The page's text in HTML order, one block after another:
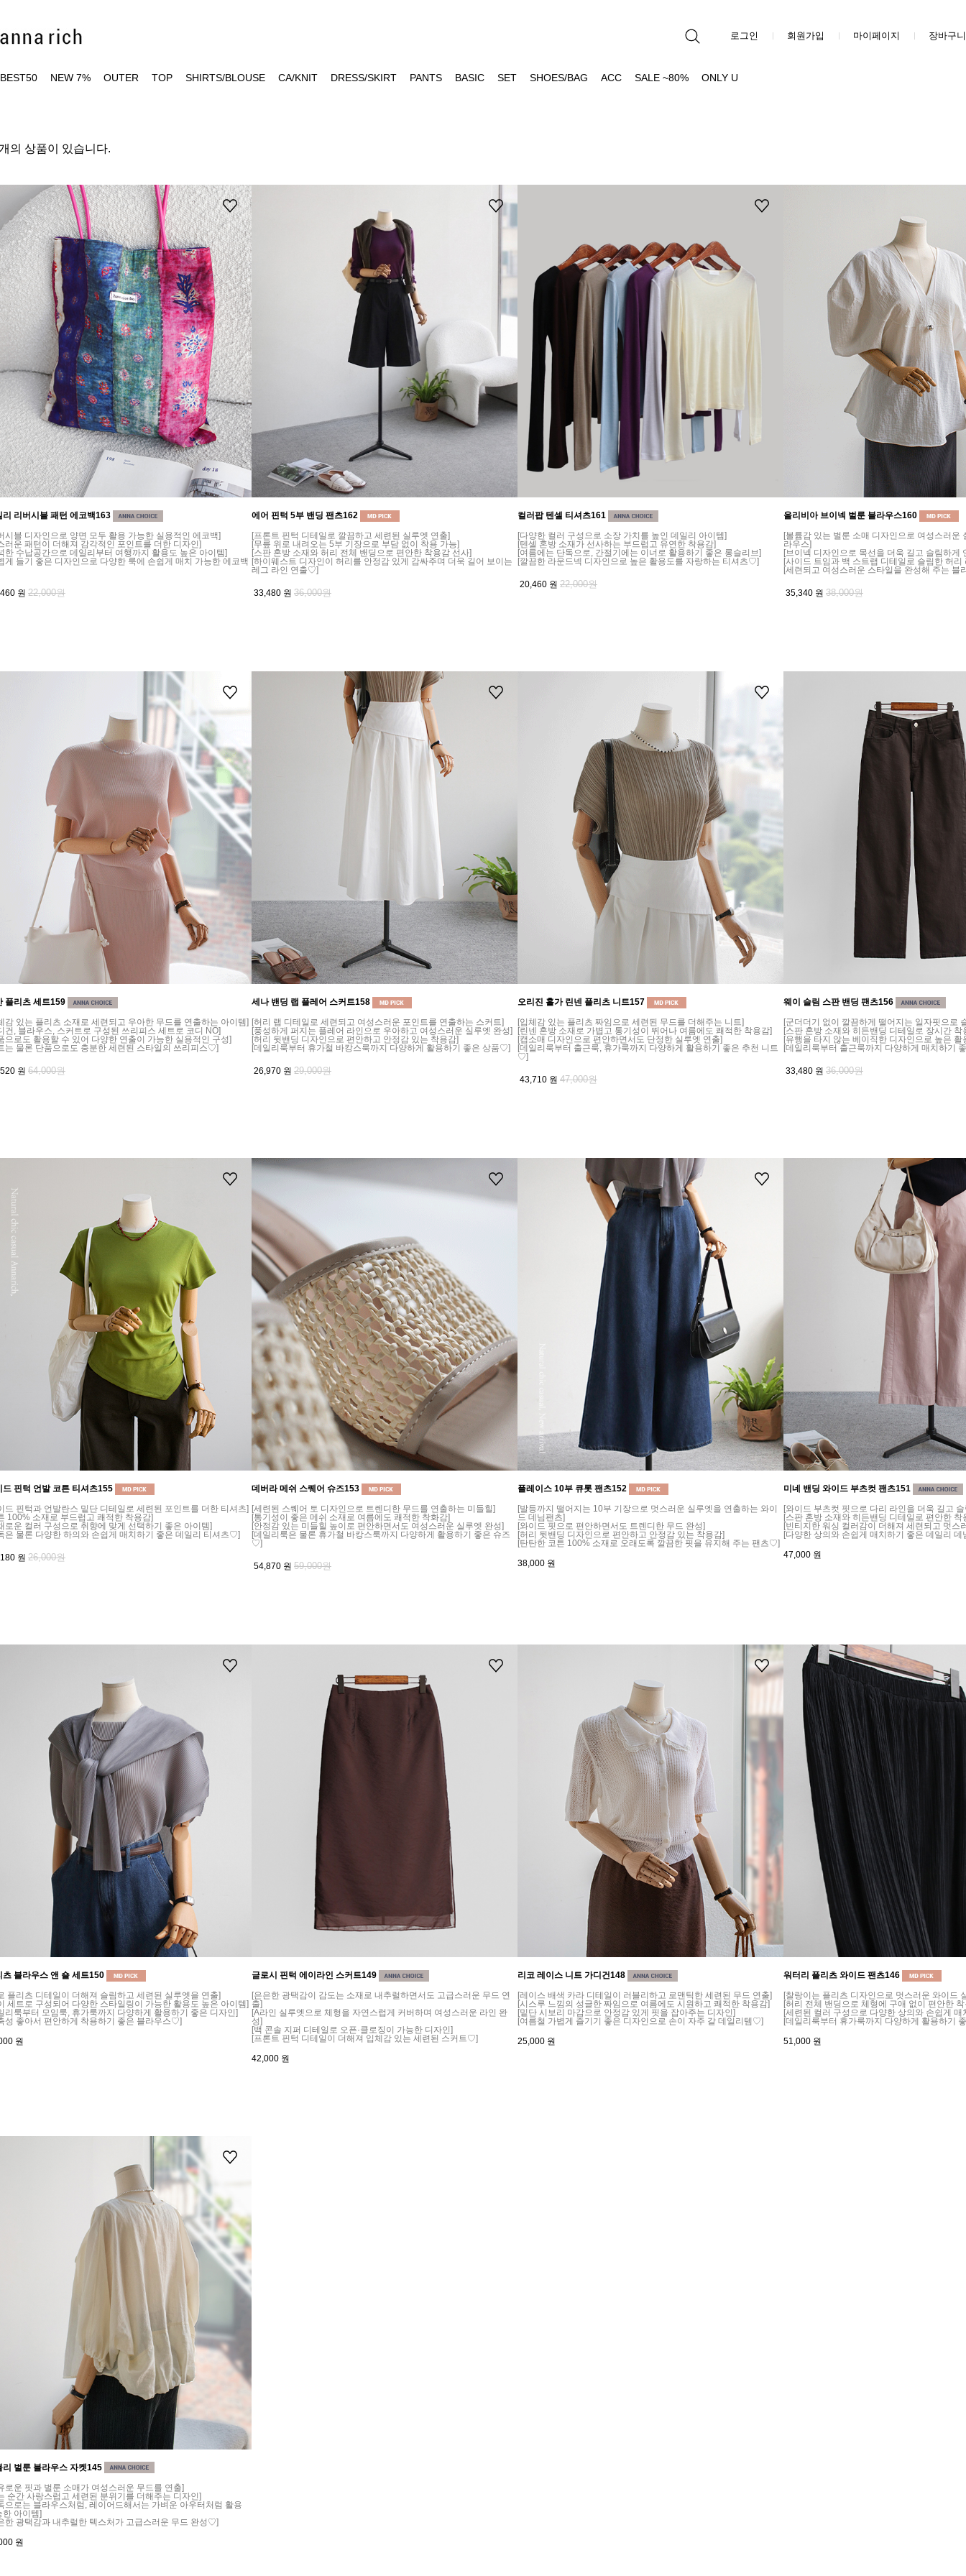
로그인 회원가입 마이페이지 장바구니
BEST50 NEW 7% OUTER TOP SHIRTS/BLOUSE CA/KNIT DRESS/SKIRT PANTS BASIC SET SHOES/BAG ACC SALE ~80% ONLY U
의 상품이 있습니다.
리 리버시블 패턴 에코백163
시블 디자인으로 양면 모두 활용 가능한 실용적인 에코백]
러운 패턴이 더해져 감각적인 포인트를 더한 디자인]
한 수납공간으로 데일리부터 여행까지 활용도 높은 아이템]
게 들기 좋은 디자인으로 다양한 룩에 손쉽게 매치 가능한 에코백
원 22,000원
에어 핀턱 5부 밴딩 팬츠162
[프론트 핀턱 디테일로 깔끔하고 세련된 실루엣 연출]
[무릎 위로 내려오는 5부 기장으로 부담 없이 착용 가능]
[스판 혼방 소재와 허리 전체 밴딩으로 편안한 착용감 선사]
[하이웨스트 디자인이 허리를 안정감 있게 감싸주며 더욱 길어 보이는
레그 라인 연출♡]
33,480 원 36,000원
컬러팝 텐셀 티셔츠161
[다양한 컬러 구성으로 소장 가치를 높인 데일리 아이템]
[텐셀 혼방 소재가 선사하는 부드럽고 유연한 착용감]
[여름에는 단독으로, 간절기에는 이너로 활용하기 좋은 롱슬리브]
[깔끔한 라운드넥 디자인으로 높은 활용도를 자랑하는 티셔츠♡]
20,460 원 22,000원
올리비아 브이넥 벌룬 블라우스160
[볼륨감 있는 벌룬 소매 디자인으로 여성스러운
라우스]
[브이넥 디자인으로 목선을 더욱 길고 슬림하게
[사이드 트임과 백 스트랩 디테일로 슬림한 허리
[세련되고 여성스러운 스타일을 완성해 주는 블
35,340 원 38,000원
플리츠 세트159
감 있는 플리츠 소재로 세련되고 우아한 무드를 연출하는 아이템]
건, 블라우스, 스커트로 구성된 쓰리피스 세트로 코디 NO]
으로도 활용할 수 있어 다양한 연출이 가능한 실용적인 구성]
는 물론 단품으로도 충분한 세련된 스타일의 쓰리피스♡]
원 64,000원
세나 밴딩 랩 플레어 스커트158
[허리 랩 디테일로 세련되고 여성스러운 포인트를 연출하는 스커트]
[풍성하게 퍼지는 플레어 라인으로 우아하고 여성스러운 실루엣 완성]
[허리 뒷밴딩 디자인으로 편안하고 안정감 있는 착용감]
[데일리룩부터 휴가철 바캉스룩까지 다양하게 활용하기 좋은 상품♡]
26,970 원 29,000원
오리진 홀가 린넨 플리츠 니트157
[입체감 있는 플리츠 짜임으로 세련된 무드를 더해주는 니트]
[린넨 혼방 소재로 가볍고 통기성이 뛰어나 여름에도 쾌적한 착용감]
[캡소매 디자인으로 편안하면서도 단정한 실루엣 연출]
[데일리룩부터 출근룩, 휴가룩까지 다양하게 활용하기 좋은 추천 니트
♡]
43,710 원 47,000원
웨이 슬림 스판 밴딩 팬츠156
[군더더기 없이 깔끔하게 떨어지는 일자핏으로
[스판 혼방 소재와 히든밴딩 디테일로 장시간
[유행을 타지 않는 베이직한 디자인으로 높은 활
[데일리룩부터 출근룩까지 다양하게 매치하기
33,480 원 36,000원
드 핀턱 언발 코튼 티셔츠155
드 핀턱과 언발란스 밑단 디테일로 세련된 포인트를 더한 티셔츠]
100% 소재로 부드럽고 쾌적한 착용감]
로운 컬러 구성으로 취향에 맞게 선택하기 좋은 아이템]
은 물론 다양한 하의와 손쉽게 매치하기 좋은 데일리 티셔츠♡]
원 26,000원
데버라 메쉬 스퀘어 슈즈153
[세련된 스퀘어 토 디자인으로 트렌디한 무드를 연출하는 미들힐]
[통기성이 좋은 메쉬 소재로 여름에도 쾌적한 착화감]
[안정감 있는 미들힐 높이로 편안하면서도 여성스러운 실루엣 완성]
[데일리룩은 물론 휴가철 바캉스룩까지 다양하게 활용하기 좋은 슈즈
♡]
54,870 원 59,000원
플레이스 10부 큐롯 팬츠152
[발등까지 떨어지는 10부 기장으로 멋스러운 실루엣을 연출하는 와이
드 데님팬츠]
[와이드 핏으로 편안하면서도 트렌디한 무드 완성]
[허리 뒷밴딩 디자인으로 편안하고 안정감 있는 착용감]
[탄탄한 코튼 100% 소재로 오래도록 깔끔한 핏을 유지해 주는 팬츠♡]
38,000 원
미네 밴딩 와이드 부츠컷 팬츠151
[와이드 부츠컷 핏으로 다리 라인을 더욱 길고
[스판 혼방 소재와 히든밴딩 디테일로 편안한 착
[빈티지한 워싱 컬러감이 더해져 세련되고 멋스
[다양한 상의와 손쉽게 매치하기 좋은 데일리
47,000 원
츠 블라우스 앤 숄 세트150
플리츠 디테일이 더해져 슬림하고 세련된 실루엣을 연출]
세트로 구성되어 다양한 스타일링이 가능한 활용도 높은 아이템]
리룩부터 모임룩, 휴가룩까지 다양하게 활용하기 좋은 디자인]
성 좋아서 편안하게 착용하기 좋은 블라우스♡]
원
글로시 핀턱 에이라인 스커트149
[은은한 광택감이 감도는 소재로 내추럴하면서도 고급스러운 무드 연
출]
[A라인 실루엣으로 체형을 자연스럽게 커버하며 여성스러운 라인 완
성]
[백 콘솔 지퍼 디테일로 오픈·클로징이 가능한 디자인]
[프론트 핀턱 디테일이 더해져 입체감 있는 세련된 스커트♡]
42,000 원
리코 레이스 니트 가디건148
[레이스 배색 카라 디테일이 러블리하고 로맨틱한 세련된 무드 연출]
[시스루 느낌의 성글한 짜임으로 여름에도 시원하고 쾌적한 착용감]
[밑단 시보리 마감으로 안정감 있게 핏을 잡아주는 디자인]
[여름철 가볍게 즐기기 좋은 디자인으로 손이 자주 갈 데일리템♡]
25,000 원
워터리 플리츠 와이드 팬츠146
[찰랑이는 플리츠 디자인으로 멋스러운 와이드
[허리 전체 밴딩으로 체형에 구애 없이 편안한
[세련된 컬러 구성으로 다양한 상의와 손쉽게 매
[데일리룩부터 휴가룩까지 다양하게 활용하기
51,000 원
리 벌룬 블라우스 자켓145
로운 핏과 벌룬 소매가 여성스러운 무드를 연출]
순간 사랑스럽고 세련된 분위기를 더해주는 디자인]
으로는 블라우스처럼, 레이어드해서는 가벼운 아우터처럼 활용
한 아이템]
한 광택감과 내추럴한 텍스처가 고급스러운 무드 완성♡]
원